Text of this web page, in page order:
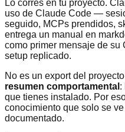
Lo corres en tu proyecto.
uso de Claude Code —
seguido, MCPs prendidos,
entrega un manual en
como primer mensaje de su
setup replicado.
No es un export del
resumen comportamental :
que tienes instalado. Por
conocimiento que solo se
documentado.